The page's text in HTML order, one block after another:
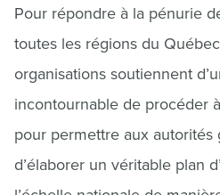
Pour répondre à la pénurie
toutes les régions du
organisations soutiennent
incontournable de procéder
pour permettre aux autorités
d’élaborer un véritable plan